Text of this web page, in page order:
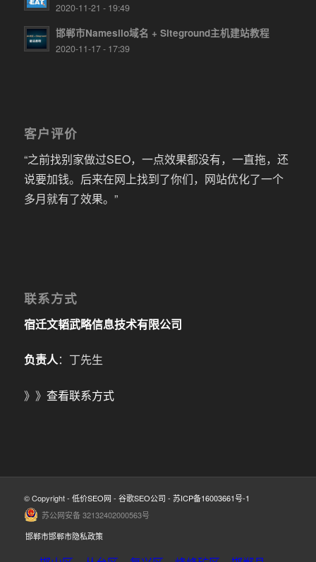
2020-11-21 - 19:49
邯郸市Namesilo域名 + Siteground主机建站教程
2020-11-17 - 17:39
客户评价
“之前找别家做过SEO，一点效果都没有，一直拖，还
说要加钱。后来在网上找到了你们，网站优化了一个
多月就有了效果。”
联系方式
宿迁文韬武略信息技术有限公司
负责人：丁先生
》》 查看联系方式
© Copyright - 低价SEO网 - 谷歌SEO公司 - 苏ICP备16003661号-1
苏公网安备 32132402000563号
邯郸市邯郸市隐私政策